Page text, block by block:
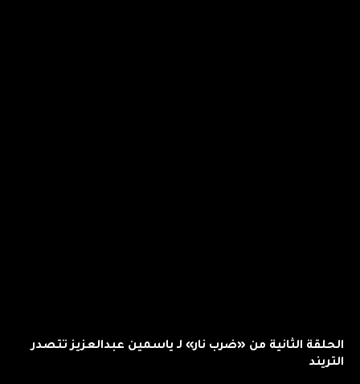
الحلقة الثانية من «ضرب نار» لـ ياسمين عبدالعزيز تتصدر
التريند